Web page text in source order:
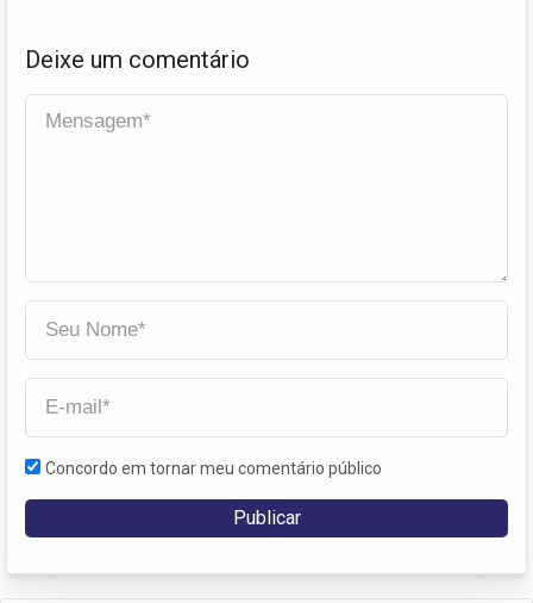
Deixe um comentário
Concordo em tornar meu comentário público